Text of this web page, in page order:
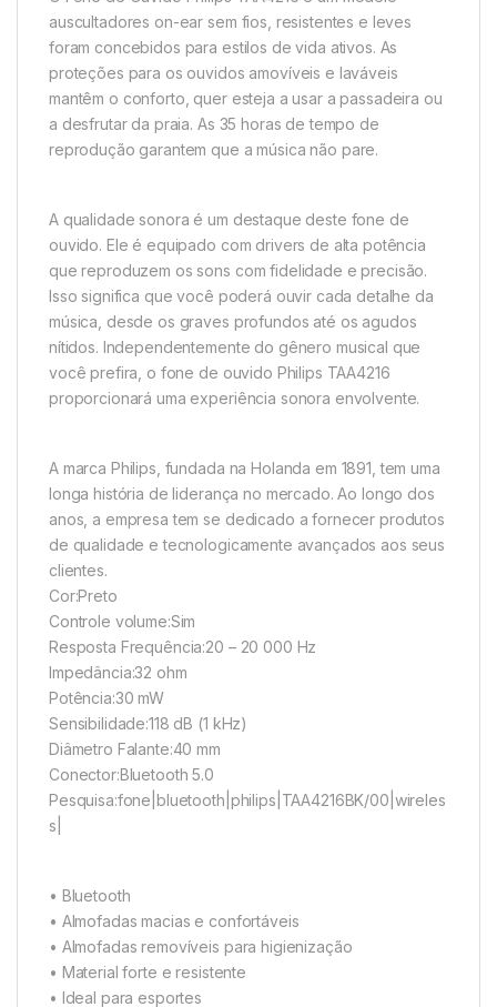
auscultadores on-ear sem fios, resistentes e leves
foram concebidos para estilos de vida ativos. As
proteções para os ouvidos amovíveis e laváveis
mantêm o conforto, quer esteja a usar a passadeira ou
a desfrutar da praia. As 35 horas de tempo de
reprodução garantem que a música não pare.
A qualidade sonora é um destaque deste fone de
ouvido. Ele é equipado com drivers de alta potência
que reproduzem os sons com fidelidade e precisão.
Isso significa que você poderá ouvir cada detalhe da
música, desde os graves profundos até os agudos
nítidos. Independentemente do gênero musical que
você prefira, o fone de ouvido Philips TAA4216
proporcionará uma experiência sonora envolvente.
A marca Philips, fundada na Holanda em 1891, tem uma
longa história de liderança no mercado. Ao longo dos
anos, a empresa tem se dedicado a fornecer produtos
de qualidade e tecnologicamente avançados aos seus
clientes.
Cor:Preto
Controle volume:Sim
Resposta Frequência:20 – 20 000 Hz
Impedância:32 ohm
Potência:30 mW
Sensibilidade:118 dB (1 kHz)
Diâmetro Falante:40 mm
Conector:Bluetooth 5.0
Pesquisa:fone|bluetooth|philips|TAA4216BK/00|wireles
s|
• Bluetooth
• Almofadas macias e confortáveis
• Almofadas removíveis para higienização
• Material forte e resistente
• Ideal para esportes